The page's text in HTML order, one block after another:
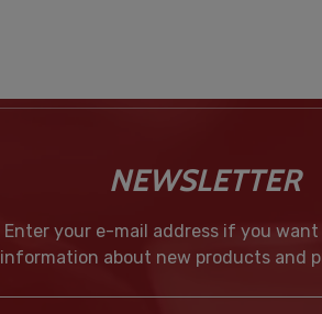
NEWSLETTER
Enter your e-mail address if you
information about new products and